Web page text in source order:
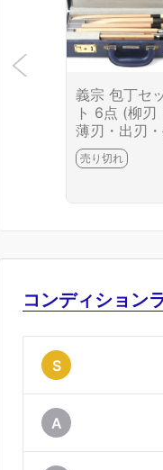
義宗 包丁セッ
ト 6点 (柳刃
薄刃・出刃
刀・ペティ・
華) 名入
売り切れ
コンディション
S
A